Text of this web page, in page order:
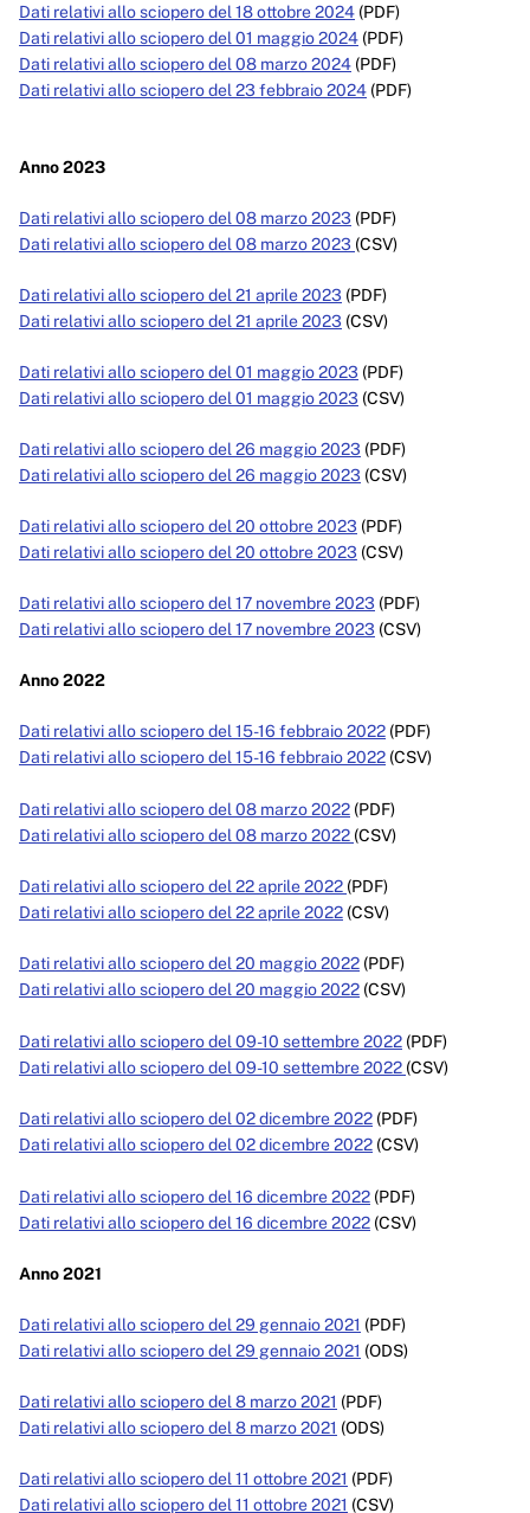
Opere pubbliche
Pianificazione e governo del territorio
Interventi straordinari e di emergenza
Altri contenuti
Dati relativi allo sciopero del 18 ottobre 2024 (PDF)
Dati relativi allo sciopero del 01 maggio 2024 (PDF)
Dati relativi allo sciopero del 08 marzo 2024 (PDF)
Dati relativi allo sciopero del 23 febbraio 2024 (PDF)
Anno 2023
Dati relativi allo sciopero del 08 marzo 2023 (PDF)
Dati relativi allo sciopero del 08 marzo 2023 (CSV)
Dati relativi allo sciopero del 21 aprile 2023 (PDF)
Dati relativi allo sciopero del 21 aprile 2023 (CSV)
Dati relativi allo sciopero del 01 maggio 2023 (PDF)
Dati relativi allo sciopero del 01 maggio 2023 (CSV)
Dati relativi allo sciopero del 26 maggio 2023 (PDF)
Dati relativi allo sciopero del 26 maggio 2023 (CSV)
Dati relativi allo sciopero del 20 ottobre 2023 (PDF)
Dati relativi allo sciopero del 20 ottobre 2023 (CSV)
Dati relativi allo sciopero del 17 novembre 2023 (PDF)
Dati relativi allo sciopero del 17 novembre 2023 (CSV)
Anno 2022
Dati relativi allo sciopero del 15-16 febbraio 2022 (PDF)
Dati relativi allo sciopero del 15-16 febbraio 2022 (CSV)
Dati relativi allo sciopero del 08 marzo 2022 (PDF)
Dati relativi allo sciopero del 08 marzo 2022 (CSV)
Dati relativi allo sciopero del 22 aprile 2022 (PDF)
Dati relativi allo sciopero del 22 aprile 2022 (CSV)
Dati relativi allo sciopero del 20 maggio 2022 (PDF)
Dati relativi allo sciopero del 20 maggio 2022 (CSV)
Dati relativi allo sciopero del 09-10 settembre 2022 (PDF)
Dati relativi allo sciopero del 09-10 settembre 2022 (CSV)
Dati relativi allo sciopero del 02 dicembre 2022 (PDF)
Dati relativi allo sciopero del 02 dicembre 2022 (CSV)
Dati relativi allo sciopero del 16 dicembre 2022 (PDF)
Dati relativi allo sciopero del 16 dicembre 2022 (CSV)
Anno 2021
Dati relativi allo sciopero del 29 gennaio 2021 (PDF)
Dati relativi allo sciopero del 29 gennaio 2021 (ODS)
Dati relativi allo sciopero del 8 marzo 2021 (PDF)
Dati relativi allo sciopero del 8 marzo 2021 (ODS)
Dati relativi allo sciopero del 11 ottobre 2021 (PDF)
Dati relativi allo sciopero del 11 ottobre 2021 (CSV)